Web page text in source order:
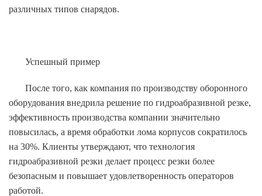
различных типов снарядов.
Успешный пример
После того, как компания по производству оборонного
оборудования внедрила решение по гидроабразивной резке,
эффективность производства компании значительно
повысилась, а время обработки лома корпусов сократилось
на 30%. Клиенты утверждают, что технология
гидроабразивной резки делает процесс резки более
безопасным и повышает удовлетворенность операторов
работой.